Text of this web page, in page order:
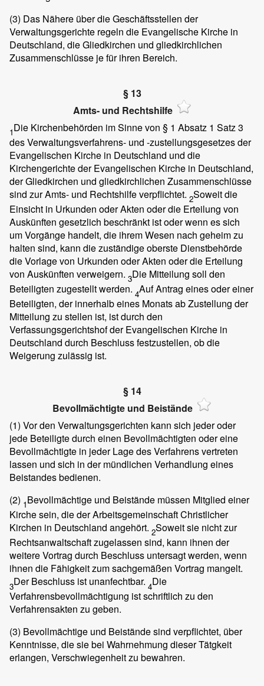
(3) Das Nähere über die Geschäftsstellen der
Verwaltungsgerichte regeln die Evangelische Kirche in
Deutschland, die Gliedkirchen und gliedkirchlichen
Zusammenschlüsse je für ihren Bereich.
§ 13
Amts- und Rechtshilfe
1Die Kirchenbehörden im Sinne von § 1 Absatz 1 Satz 3
des Verwaltungsverfahrens- und -zustellungsgesetzes der
Evangelischen Kirche in Deutschland und die
Kirchengerichte der Evangelischen Kirche in Deutschland,
der Gliedkirchen und gliedkirchlichen Zusammenschlüsse
sind zur Amts- und Rechtshilfe verpflichtet. 2Soweit die
Einsicht in Urkunden oder Akten oder die Erteilung von
Auskünften gesetzlich beschränkt ist oder wenn es sich
um Vorgänge handelt, die ihrem Wesen nach geheim zu
halten sind, kann die zuständige oberste Dienstbehörde
die Vorlage von Urkunden oder Akten oder die Erteilung
von Auskünften verweigern. 3Die Mitteilung soll den
Beteiligten zugestellt werden. 4Auf Antrag eines oder einer
Beteiligten, der innerhalb eines Monats ab Zustellung der
Mitteilung zu stellen ist, ist durch den
Verfassungsgerichtshof der Evangelischen Kirche in
Deutschland durch Beschluss festzustellen, ob die
Weigerung zulässig ist.
§ 14
Bevollmächtigte und Beistände
(1) Vor den Verwaltungsgerichten kann sich jeder oder
jede Beteiligte durch einen Bevollmächtigten oder eine
Bevollmächtigte in jeder Lage des Verfahrens vertreten
lassen und sich in der mündlichen Verhandlung eines
Beistandes bedienen.
(2) 1Bevollmächtige und Beistände müssen Mitglied einer
Kirche sein, die der Arbeitsgemeinschaft Christlicher
Kirchen in Deutschland angehört. 2Soweit sie nicht zur
Rechtsanwaltschaft zugelassen sind, kann ihnen der
weitere Vortrag durch Beschluss untersagt werden, wenn
ihnen die Fähigkeit zum sachgemäßen Vortrag mangelt.
3Der Beschluss ist unanfechtbar. 4Die
Verfahrensbevollmächtigung ist schriftlich zu den
Verfahrensakten zu geben.
(3) Bevollmächtige und Beistände sind verpflichtet, über
Kenntnisse, die sie bei Wahrnehmung dieser Tätgkeit
erlangen, Verschwiegenheit zu bewahren.